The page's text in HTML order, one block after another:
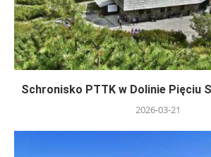
Schronisko PTTK w Dolinie Pięciu
2026-03-21